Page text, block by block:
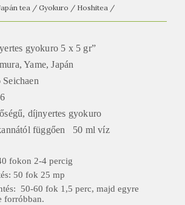
tea / Gyokuro / Hoshitea /
gyokuro 5 x 5 gr”
Yame, Japán
díjnyertes gyokuro
függően 50 ml víz
fokon 2-4 percig
50 fok 25 mp
50-60 fok 1,5 perc, majd egyre
forróbban.